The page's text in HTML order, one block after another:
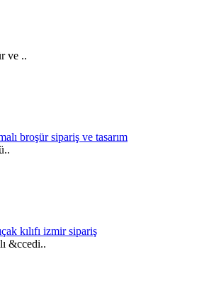
ve ..
broşür sipariş ve tasarım
kılıfı izmir sipariş
&ccedi..